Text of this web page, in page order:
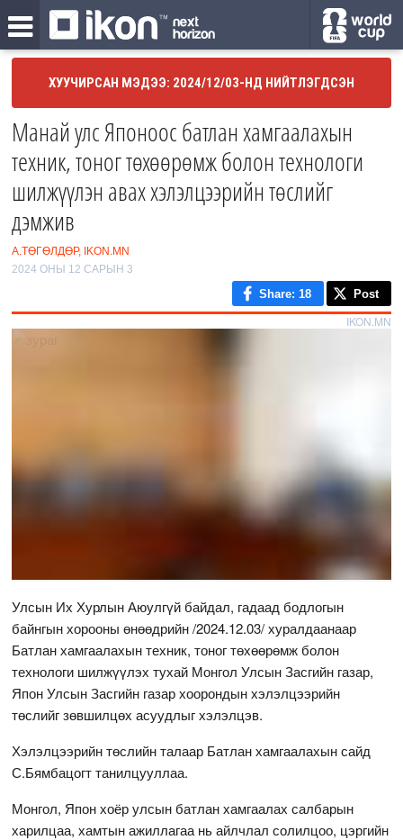
ХУУЧИРСАН МЭДЭЭ: 2024/12/03-НД НИЙТЛЭГДСЭН
Манай улс Японоос батлан хамгаалахын
техник, тоног төхөөрөмж болон технологи
шилжүүлэн авах хэлэлцээрийн төслийг
дэмжив
А.ТӨГӨЛДӨР, IKON.MN
2024 ОНЫ 12 САРЫН 3
Share: 18 Post
IKON.MN
Улсын Их Хурлын Аюулгүй байдал, гадаад бодлогын
байнгын хорооны өнөөдрийн /2024.12.03/ хуралдаанаар
Батлан хамгаалахын техник, тоног төхөөрөмж болон
технологи шилжүүлэх тухай Монгол Улсын Засгийн газар,
Япон Улсын Засгийн газар хоорондын хэлэлцээрийн
төслийг зөвшилцөх асуудлыг хэлэлцэв.
Хэлэлцээрийн төслийн талаар Батлан хамгаалахын сайд
С.Бямбацогт танилцууллаа.
Монгол, Япон хоёр улсын батлан хамгаалах салбарын
харилцаа, хамтын ажиллагаа нь айлчлал солилцоо, цэргийн